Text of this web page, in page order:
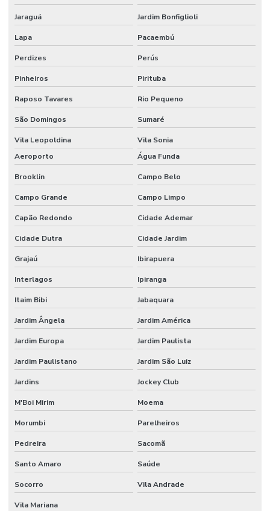
Jaraguá Jardim Bonfiglioli
Lapa Pacaembú
Perdizes Perús
Pinheiros Pirituba
Raposo Tavares Rio Pequeno
São Domingos Sumaré
Vila Leopoldina
Vila Sonia
Aeroporto
Água Funda
Brooklin Campo Belo
Campo Grande Campo Limpo
Capão Redondo Cidade Ademar
Cidade Dutra Cidade Jardim
Grajaú Ibirapuera
Interlagos Ipiranga
Itaim Bibi Jabaquara
Jardim Ângela Jardim América
Jardim Europa Jardim Paulista
Jardim Paulistano Jardim São Luiz
Jardins Jockey Club
M'Boi Mirim Moema
Morumbi Parelheiros
Pedreira Sacomã
Santo Amaro Saúde
Socorro Vila Andrade
Vila Mariana